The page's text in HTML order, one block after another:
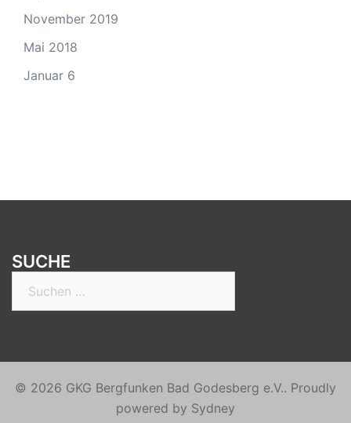
November 2019
Mai 2018
Januar 6
SUCHE
© 2026 GKG Bergfunken Bad Godesberg e.V.. Proudly
powered by Sydney